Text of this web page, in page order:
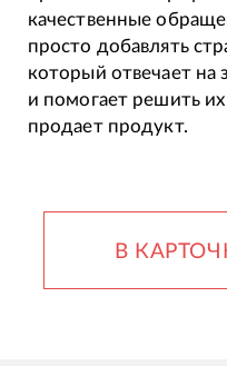
качественные
просто добавлять
который отвечает на
и помогает решить
продает продукт.
В